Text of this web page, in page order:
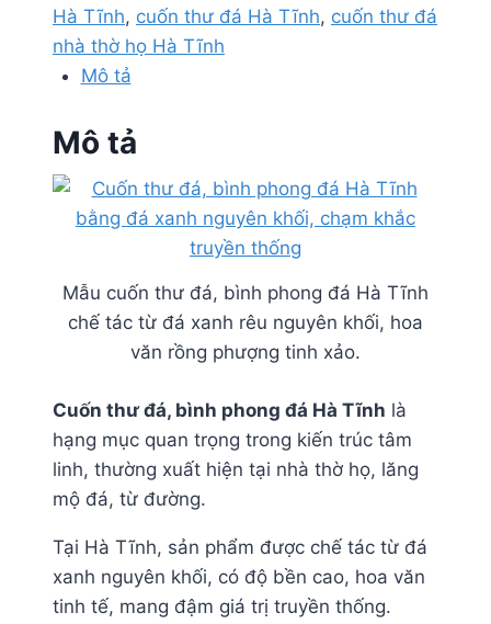
Hà Tĩnh, cuốn thư đá Hà Tĩnh, cuốn thư đá
nhà thờ họ Hà Tĩnh
Mô tả
Mô tả
Mẫu cuốn thư đá, bình phong đá Hà Tĩnh
chế tác từ đá xanh rêu nguyên khối, hoa
văn rồng phượng tinh xảo.
Cuốn thư đá, bình phong đá Hà Tĩnh là
hạng mục quan trọng trong kiến trúc tâm
linh, thường xuất hiện tại nhà thờ họ, lăng
mộ đá, từ đường.
Tại Hà Tĩnh, sản phẩm được chế tác từ đá
xanh nguyên khối, có độ bền cao, hoa văn
tinh tế, mang đậm giá trị truyền thống.